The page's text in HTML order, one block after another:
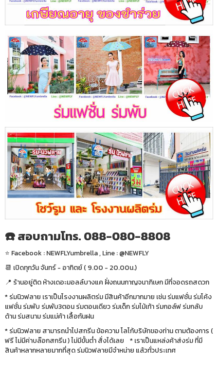
☎️ สอบถามโทร. 088-080-8808
⭐️ Facebook : NEWFLYumbrella , Line : @NEWFLY
📆 เปิดทุกวัน จันทร์ - อาทิตย์ ( 9.00 - 20.00น.)
📍 ร้านอยู่ติด ห้างเดอะมอลล์บางแค ฝั่งถนนกาญจนาภิเษก มีที่จอดรถสดวก
* ร่มนิวฟลาย เราเป็นโรงงานผลิตร่ม มีสินค้าอีกมากมาย เช่น ร่มแฟชั่น ร่มโค้ง
แฟชั่น ร่มพับ ร่มพับ3ตอน ร่มตอนเดียว ร่มเด็ก ร่มไม้เท้า ร่มกอล์ฟ ร่มกลับ
ด้าน ร่มสนาม ร่มแม่ค้า เสื้อกันฝน
* ร่มนิวฟลาย สามารถนำไปสกรีน ข้อความ โลโก้บริษัทของท่าน ตามต้องการ (
ฟรี ไม่มีค่าบล๊อกสกรีน ) ไม่มีขั้นต่ำ สั่งได้เลย * เราเป็นแหล่งค้าส่งร่ม ที่มี
สินค้าหลากหลายมากที่สุด ร่มนิวฟลายมีจำหน่าย แล้วทั่วประเทศ